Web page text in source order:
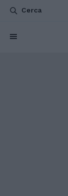
Cerca